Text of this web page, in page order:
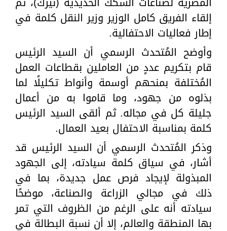
إلقاء الفريق كامل الوزير وزير النقل كلمة في
إطار فعاليات الاحتفالية.
وأوضح المُتحدث الرسمي أن السيد الرئيس
قام بتكريم عددٍ من العاملين بقطاعات العمل
المُختلفة بمنحهم أوسمة وأنواط تكليلًا لما
بذلوه من جهود، وما قاموا به من أعمال
جليلة كل في مجاله. ثم ألقى السيد الرئيس
كلمة بمناسبة الاحتفال بعيد العمال.
وذكر المُتحدث الرسمي أن السيد الرئيس قد
أشار، في سياق كلمة سيادته، إلى الجهود
المبذولة لإيجاد فرص عمل جديدة، بما في
ذلك في مجالي الزراعة والصناعة، موضحًا
سيادته أنه على الرغم من الظروف التي تمر
بها المنطقة والعالم، إلا أن نسبة البطالة في